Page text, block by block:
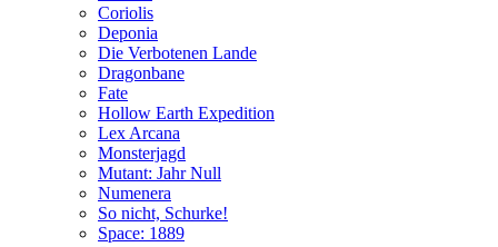
Coriolis
Deponia
Die Verbotenen Lande
Dragonbane
Fate
Hollow Earth Expedition
Lex Arcana
Monsterjagd
Mutant: Jahr Null
Numenera
So nicht, Schurke!
Space: 1889